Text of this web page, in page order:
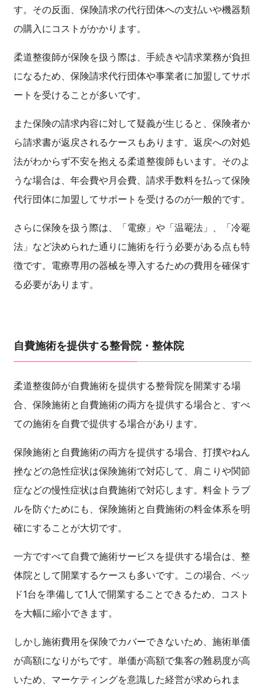
す。その反面、保険請求の代行団体への支払いや機器類
の購入にコストがかかります。
柔道整復師が保険を扱う際は、手続きや請求業務が負担
になるため、保険請求代行団体や事業者に加盟してサポ
ートを受けることが多いです。
また保険の請求内容に対して疑義が生じると、保険者か
ら請求書が返戻されるケースもあります。返戻への対処
法がわからず不安を抱える柔道整復師もいます。そのよ
うな場合は、年会費や月会費、請求手数料を払って保険
代行団体に加盟してサポートを受けるのが一般的です。
さらに保険を扱う際は、「電療」や「温罨法」、「冷罨
法」など決められた通りに施術を行う必要がある点も特
徴です。電療専用の器械を導入するための費用を確保す
る必要があります。
自費施術を提供する整骨院・整体院
柔道整復師が自費施術を提供する整骨院を開業する場
合、保険施術と自費施術の両方を提供する場合と、すべ
ての施術を自費で提供する場合があります。
保険施術と自費施術の両方を提供する場合、打撲やねん
挫などの急性症状は保険施術で対応して、肩こりや関節
症などの慢性症状は自費施術で対応します。料金トラブ
ルを防ぐためにも、保険施術と自費施術の料金体系を明
確にすることが大切です。
一方ですべて自費で施術サービスを提供する場合は、整
体院として開業するケースも多いです。この場合、ベッ
ド1台を準備して1人で開業することできるため、コスト
を大幅に縮小できます。
しかし施術費用を保険でカバーできないため、施術単価
が高額になりがちです。単価が高額で集客の難易度が高
いため、マーケティングを意識した経営が求められま